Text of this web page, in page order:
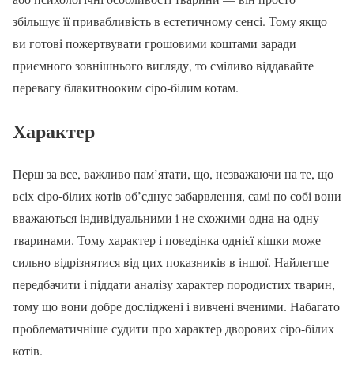
збільшує її привабливість в естетичному сенсі. Тому якщо
ви готові пожертвувати грошовими коштами заради
приємного зовнішнього вигляду, то сміливо віддавайте
перевагу блакитнооким сіро-білим котам.
Характер
Перш за все, важливо пам’ятати, що, незважаючи на те, що
всіх сіро-білих котів об’єднує забарвлення, самі по собі вони
вважаються індивідуальними і не схожими одна на одну
тваринами. Тому характер і поведінка однієї кішки може
сильно відрізнятися від цих показників в іншої. Найлегше
передбачити і піддати аналізу характер породистих тварин,
тому що вони добре досліджені і вивчені вченими. Набагато
проблематичніше судити про характер дворових сіро-білих
котів.